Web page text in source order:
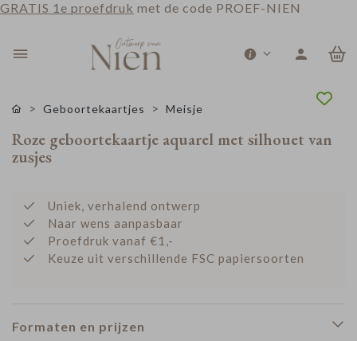
GRATIS 1e proefdruk met de code PROEF-NIEN
Geboortekaartjes Meisje
Roze geboortekaartje aquarel met silhouet van
zusjes
Uniek, verhalend ontwerp
Naar wens aanpasbaar
Proefdruk vanaf €1,-
Keuze uit verschillende FSC papiersoorten
Formaten en prijzen